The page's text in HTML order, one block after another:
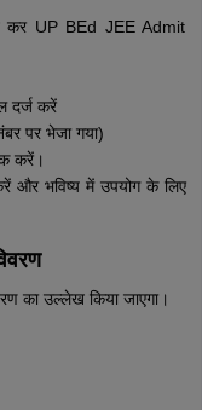
कर UP BEd JEE Admit
दर्ज करें
पर भेजा गया)
करें।
और भविष्य में उपयोग के लिए
का उल्लेख किया जाएगा।